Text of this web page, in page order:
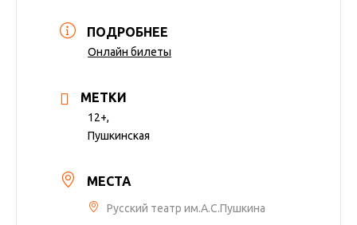
ПОДРОБНЕЕ
Онлайн билеты
МЕТКИ
12+,
Пушкинская
МЕСТА
Русский театр им.А.С.Пушкина